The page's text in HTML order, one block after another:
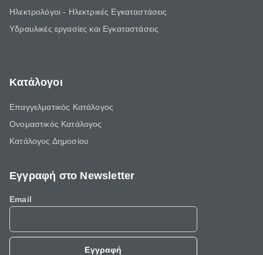
Ηλεκτρολόγοι - Ηλεκτρικές Εγκαταστάσεις
Υδραυλικές εργασίες και Εγκαταστάσεις
Κατάλογοι
Επαγγελματικός Κατάλογος
Ονομαστικός Κατάλογος
Κατάλογος Δημοσίου
Εγγραφή στο Newsletter
Email
Εγγραφή